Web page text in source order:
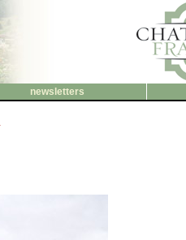
newsletters